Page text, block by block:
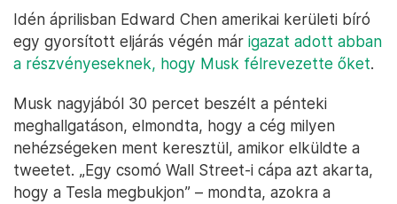
Idén áprilisban Edward Chen amerikai kerületi bíró
egy gyorsított eljárás végén már igazat adott abban
a részvényeseknek, hogy Musk félrevezette őket.
Musk nagyjából 30 percet beszélt a pénteki
meghallgatáson, elmondta, hogy a cég milyen
nehézségeken ment keresztül, amikor elküldte a
tweetet. „Egy csomó Wall Street-i cápa azt akarta,
hogy a Tesla megbukjon” – mondta, azokra a